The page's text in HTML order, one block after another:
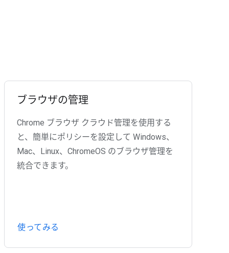
ブラウザの管理
Chrome ブラウザ クラウド管理を使用する
と、簡単にポリシーを設定して Windows、
Mac、Linux、ChromeOS のブラウザ管理を
統合できます。
使ってみる